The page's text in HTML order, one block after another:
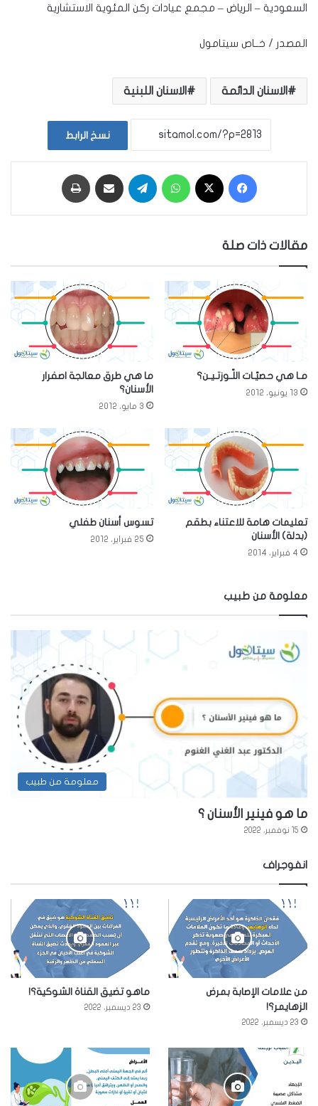
السعودية – الرياض – مجمع عيادات ركن المئوية الاستشارية
المصدر / خــاص سيتامول
الاسنان الدائمة الاسنان اللبنية
نسخ الرابط
مقالات ذات صلة
مـا هي حصيّـات اللّـوزتـيـن؟
13 يونيو، 2012
ما هي طرق معالجة اصفرار
الأسنان؟
3 مايو، 2012
تعليمات هامة للاعتناء بطقم
(بدلة) الأسنان
4 فبراير، 2014
تسوس أسنان طفلي
25 فبراير، 2012
معلومة من طبيب
معلومة من طبيب
ما هو فينير الأسنان ؟
15 نوفمبر، 2022
انفوجراف
من علامات الإصابة بمرض
الزهايمر؟!
23 ديسمبر، 2022
ماهو تضيق القناة الشوكية؟!
23 ديسمبر، 2022